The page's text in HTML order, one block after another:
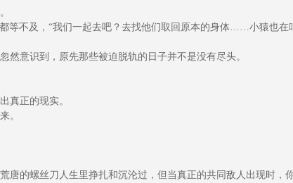
等不及，“我们一起去吧？去找他们取回原本的身体……小猿也在
意识到，原先那些被迫脱轨的日子并不是没有尽头。
真正的现实。
。
的螺丝刀人生里挣扎和沉沦过，但当真正的共同敌人出现时，